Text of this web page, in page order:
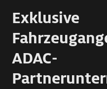
Exklusive
ADAC-